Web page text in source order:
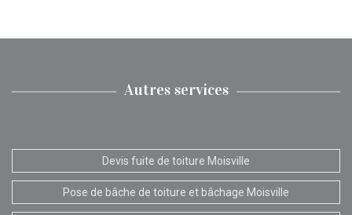
Autres services
Devis fuite de toiture Moisville
Pose de bâche de toiture et bâchage Moisville